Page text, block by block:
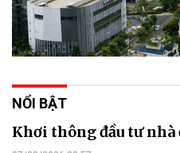
NỔI BẬT
Khơi thông đầu tư nhà